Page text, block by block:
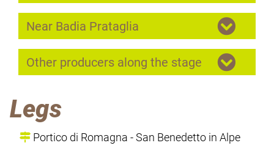
Near Badia Prataglia
Other producers along the stage
Legs
Portico di Romagna - San Benedetto in Alpe